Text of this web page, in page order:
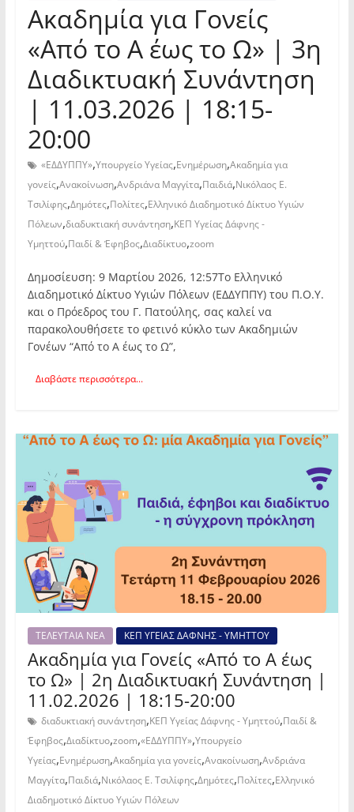
Ακαδημία για Γονείς
«Από το Α έως το Ω» | 3η
Διαδικτυακή Συνάντηση
| 11.03.2026 | 18:15-
20:00
«ΕΔΔΥΠΠΥ»,Υπουργείο Υγείας,Ενημέρωση,Ακαδημία για
γονείς,Ανακοίνωση,Ανδριάνα Μαγγίτα,Παιδιά,Νικόλαος Ε.
Τσιλίφης,Δημότες,Πολίτες,Ελληνικό Διαδημοτικό Δίκτυο Υγιών
Πόλεων,διαδυκτιακή συνάντηση,ΚΕΠ Υγείας Δάφνης -
Υμηττού,Παιδί & Έφηβος,Διαδίκτυο,zoom
Δημοσίευση: 9 Μαρτίου 2026, 12:57Το Ελληνικό
Διαδημοτικό Δίκτυο Υγιών Πόλεων (ΕΔΔΥΠΠΥ) του Π.Ο.Υ.
και ο Πρόεδρος του Γ. Πατούλης, σας καλεί να
παρακολουθήσετε το φετινό κύκλο των Ακαδημιών
Γονέων “Από το Α έως το Ω”,
Διαβάστε περισσότερα...
ΤΕΛΕΥΤΑΙΑ ΝΕΑ ΚΕΠ ΥΓΕΙΑΣ ΔΑΦΝΗΣ - ΥΜΗΤΤΟΥ
Ακαδημία για Γονείς «Από το Α έως
το Ω» | 2η Διαδικτυακή Συνάντηση |
11.02.2026 | 18:15-20:00
διαδυκτιακή συνάντηση,ΚΕΠ Υγείας Δάφνης - Υμηττού,Παιδί &
Έφηβος,Διαδίκτυο,zoom,«ΕΔΔΥΠΠΥ»,Υπουργείο
Υγείας,Ενημέρωση,Ακαδημία για γονείς,Ανακοίνωση,Ανδριάνα
Μαγγίτα,Παιδιά,Νικόλαος Ε. Τσιλίφης,Δημότες,Πολίτες,Ελληνικό
Διαδημοτικό Δίκτυο Υγιών Πόλεων